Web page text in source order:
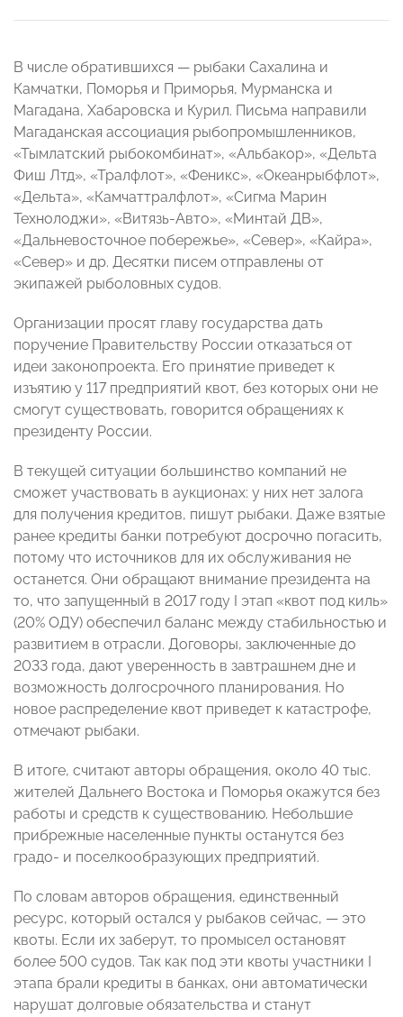
В числе обратившихся — рыбаки Сахалина и
Камчатки, Поморья и Приморья, Мурманска и
Магадана, Хабаровска и Курил. Письма направили
Магаданская ассоциация рыбопромышленников,
«Тымлатский рыбокомбинат», «Альбакор», «Дельта
Фиш Лтд», «Тралфлот», «Феникс», «Океанрыбфлот»,
«Дельта», «Камчаттралфлот», «Сигма Марин
Технолоджи», «Витязь-Авто», «Минтай ДВ»,
«Дальневосточное побережье», «Север», «Кайра»,
«Север» и др. Десятки писем отправлены от
экипажей рыболовных судов.
Организации просят главу государства дать
поручение Правительству России отказаться от
идеи законопроекта. Его принятие приведет к
изъятию у 117 предприятий квот, без которых они не
смогут существовать, говорится обращениях к
президенту России.
В текущей ситуации большинство компаний не
сможет участвовать в аукционах: у них нет залога
для получения кредитов, пишут рыбаки. Даже взятые
ранее кредиты банки потребуют досрочно погасить,
потому что источников для их обслуживания не
останется. Они обращают внимание президента на
то, что запущенный в 2017 году I этап «квот под киль»
(20% ОДУ) обеспечил баланс между стабильностью и
развитием в отрасли. Договоры, заключенные до
2033 года, дают уверенность в завтрашнем дне и
возможность долгосрочного планирования. Но
новое распределение квот приведет к катастрофе,
отмечают рыбаки.
В итоге, считают авторы обращения, около 40 тыс.
жителей Дальнего Востока и Поморья окажутся без
работы и средств к существованию. Небольшие
прибрежные населенные пункты останутся без
градо- и поселкообразующих предприятий.
По словам авторов обращения, единственный
ресурс, который остался у рыбаков сейчас, — это
квоты. Если их заберут, то промысел остановят
более 500 судов. Так как под эти квоты участники I
этапа брали кредиты в банках, они автоматически
нарушат долговые обязательства и станут